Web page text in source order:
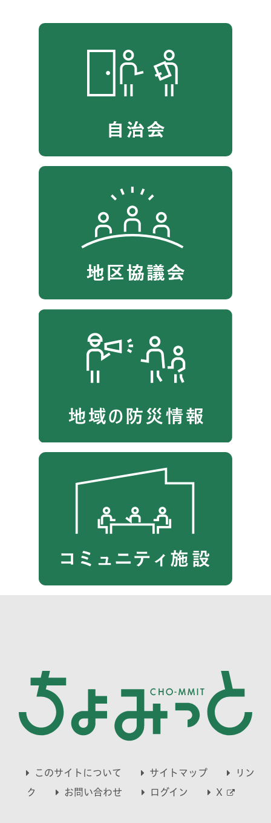
このサイトについて サイトマップ
リン
ク
お問い合わせ ログイン X
別